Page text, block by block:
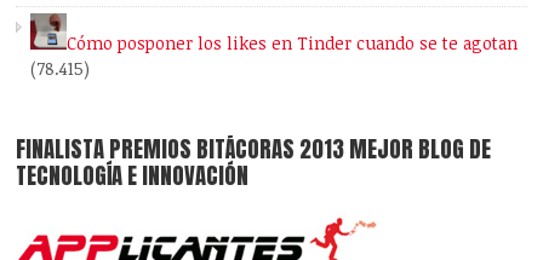
Cómo posponer los likes en Tinder cuando se te agotan
(78.415)
FINALISTA PREMIOS BITÁCORAS 2013 MEJOR BLOG DE
TECNOLOGÍA E INNOVACIÓN